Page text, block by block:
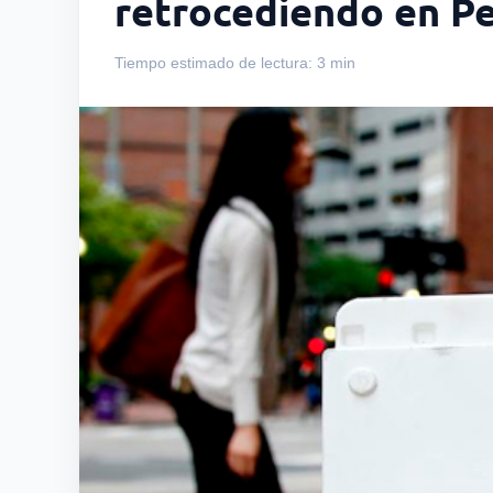
retrocediendo en
Tiempo estimado de lectura: 3 min